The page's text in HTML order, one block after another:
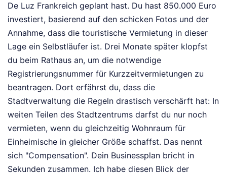
De Luz Frankreich geplant hast. Du hast 850.000 Euro
investiert, basierend auf den schicken Fotos und der
Annahme, dass die touristische Vermietung in dieser
Lage ein Selbstläufer ist. Drei Monate später klopfst
du beim Rathaus an, um die notwendige
Registrierungsnummer für Kurzzeitvermietungen zu
beantragen. Dort erfährst du, dass die
Stadtverwaltung die Regeln drastisch verschärft hat: In
weiten Teilen des Stadtzentrums darfst du nur noch
vermieten, wenn du gleichzeitig Wohnraum für
Einheimische in gleicher Größe schaffst. Das nennt
sich "Compensation". Dein Businessplan bricht in
Sekunden zusammen. Ich habe diesen Blick der